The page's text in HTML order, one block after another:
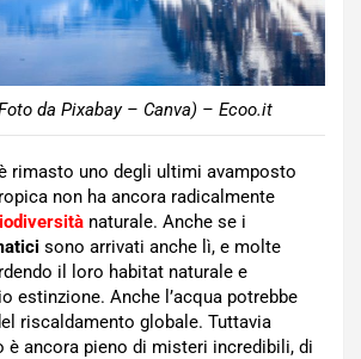
da Pixabay – Canva) – Ecoo.it
rimasto uno degli ultimi avamposto
non ha ancora radicalmente
naturale. Anche se i
sono arrivati anche lì, e molte
il loro habitat naturale e
estinzione. Anche l’acqua potrebbe
riscaldamento globale. Tuttavia
è ancora pieno di misteri incredibili, di